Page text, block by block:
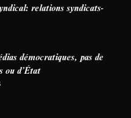
relations syndicats-
démocratiques, pas de
ou d’État